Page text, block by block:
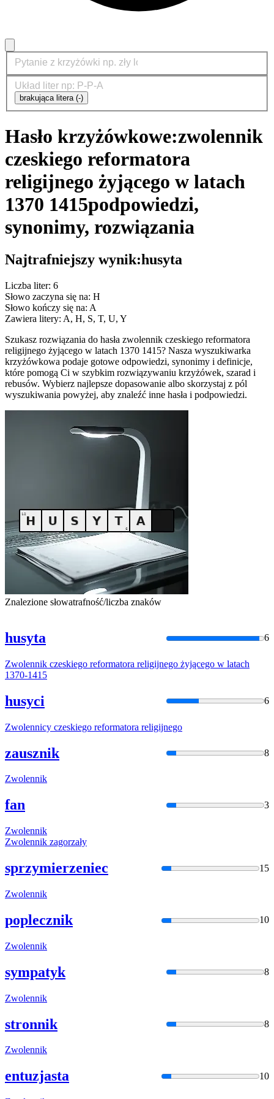
brakująca litera (-)
Hasło krzyżówkowe:zwolennik
czeskiego reformatora
religijnego żyjącego w latach
1370 1415podpowiedzi,
synonimy, rozwiązania
Najtrafniejszy wynik:husyta
Liczba liter: 6
Słowo zaczyna się na: H
Słowo kończy się na: A
Zawiera litery: A, H, S, T, U, Y
Szukasz rozwiązania do hasła zwolennik czeskiego reformatora
religijnego żyjącego w latach 1370 1415? Nasza wyszukiwarka
krzyżówkowa podaje gotowe odpowiedzi, synonimy i definicje,
które pomogą Ci w szybkim rozwiązywaniu krzyżówek, szarad i
rebusów. Wybierz najlepsze dopasowanie albo skorzystaj z pól
wyszukiwania powyżej, aby znaleźć inne hasła i podpowiedzi.
Znalezione słowatrafność/liczba znaków
husyta 6
Zwolennik czeskiego reformatora religijnego żyjącego w latach
1370-1415
husyci 6
Zwolennicy czeskiego reformatora religijnego
zausznik 8
Zwolennik
fan 3
Zwolennik
Zwolennik zagorzały
sprzymierzeniec 15
Zwolennik
poplecznik 10
Zwolennik
sympatyk 8
Zwolennik
stronnik 8
Zwolennik
entuzjasta 10